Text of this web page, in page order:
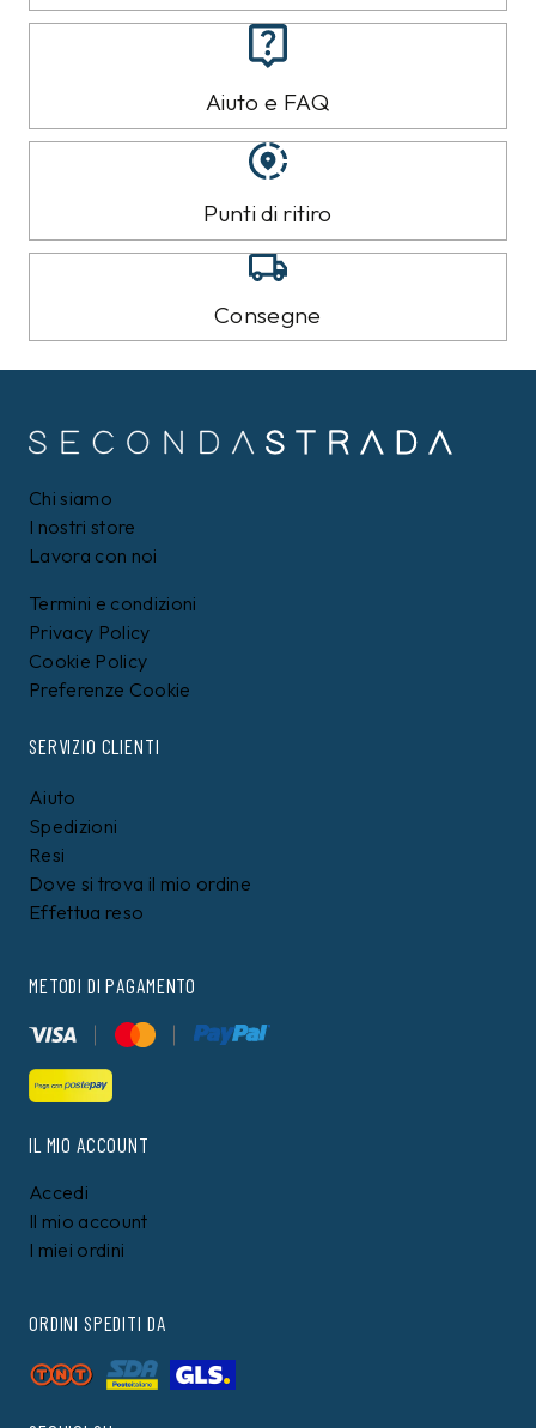
Aiuto e FAQ
Punti di ritiro
Consegne
Chi siamo
I nostri store
Lavora con noi
Termini e condizioni
Privacy Policy
Cookie Policy
Preferenze Cookie
SERVIZIO CLIENTI
Aiuto
Spedizioni
Resi
Dove si trova il mio ordine
Effettua reso
METODI DI PAGAMENTO
IL MIO ACCOUNT
Accedi
Il mio account
I miei ordini
ORDINI SPEDITI DA